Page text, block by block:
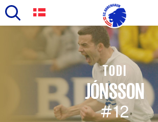
navigation
TODI
JÓNSSON
#12